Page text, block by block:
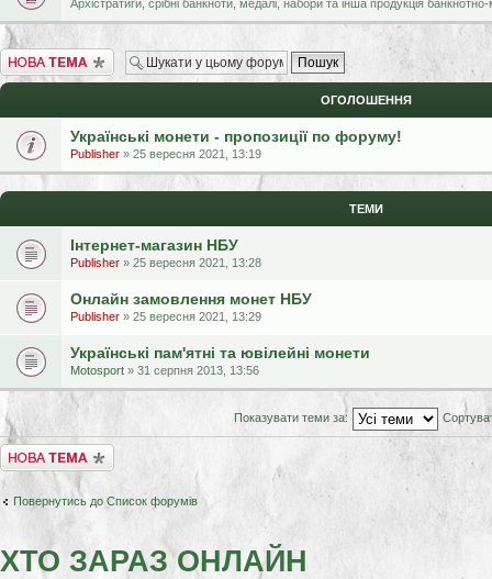
Архістратиги, срібні банкноти, медалі, набори та інша продукція
Створити нову тему
ОГОЛОШЕННЯ
Українські монети - пропозиції по форуму!
Publisher » 25 вересня 2021, 13:19
ТЕМИ
Інтернет-магазин НБУ
Publisher » 25 вересня 2021, 13:28
Онлайн замовлення монет НБУ
Publisher » 25 вересня 2021, 13:29
Українські пам'ятні та ювілейні монети
Motosport » 31 серпня 2013, 13:56
Показувати теми за:
Створити нову тему
Повернутись до Список форумів
ХТО ЗАРАЗ ОНЛАЙН